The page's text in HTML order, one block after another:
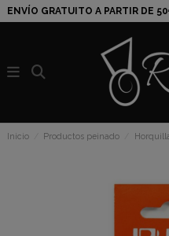
ENVÍO GRATUITO A PARTIR DE
Inicio Productos peinado